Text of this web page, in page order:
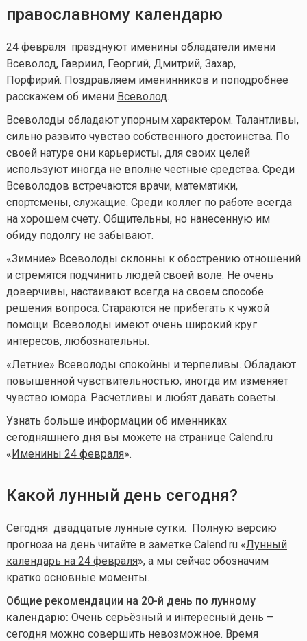
православному календарю
24 февраля празднуют именины обладатели имени
Всеволод, Гавриил, Георгий, Дмитрий, Захар,
Порфирий. Поздравляем именинников и поподробнее
расскажем об имени Всеволод.
Всеволоды обладают упорным характером. Талантливы,
сильно развито чувство собственного достоинства. По
своей натуре они карьеристы, для своих целей
используют иногда не вполне честные средства. Среди
Всеволодов встречаются врачи, математики,
спортсмены, служащие. Среди коллег по работе всегда
на хорошем счету. Общительны, но нанесенную им
обиду подолгу не забывают.
«Зимние» Всеволоды склонны к обострению отношений
и стремятся подчинить людей своей воле. Не очень
доверчивы, настаивают всегда на своем способе
решения вопроса. Стараются не прибегать к чужой
помощи. Всеволоды имеют очень широкий круг
интересов, любознательны.
«Летние» Всеволоды спокойны и терпеливы. Обладают
повышенной чувствительностью, иногда им изменяет
чувство юмора. Расчетливы и любят давать советы.
Узнать больше информации об именниках
сегодняшнего дня вы можете на странице Calend.ru
«Именины 24 февраля».
Какой лунный день сегодня?
Сегодня двадцатые лунные сутки. Полную версию
прогноза на день читайте в заметке Calend.ru «Лунный
календарь на 24 февраля», а мы сейчас обозначим
кратко основные моменты.
Общие рекомендации на 20-й день по лунному
календарю: Очень серьёзный и интересный день –
сегодня можно совершить невозможное. Время